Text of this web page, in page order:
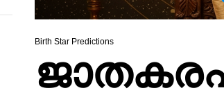
Birth Star Predictions